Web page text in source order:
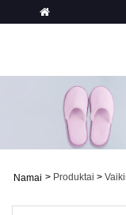
Namai > Produktai >